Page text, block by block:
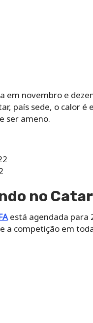
em novembro e
país sede, o calor
ser ameno.
no Catar
está agendada para
a competição em